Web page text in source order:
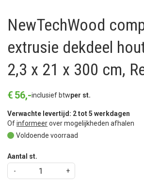
NewTechWood
extrusie dekdeel
2,3 x 21 x 300 cm,
€ 56,-inclusief btwper st.
Verwachte levertijd: 2 tot 5 werkdagen
Ofinformeerover mogelijkheden afhalen
Voldoende voorraad
Aantal st.